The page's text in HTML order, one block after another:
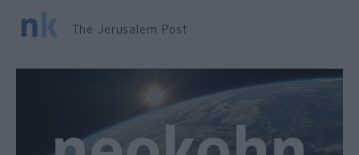
The Jerusalem Post